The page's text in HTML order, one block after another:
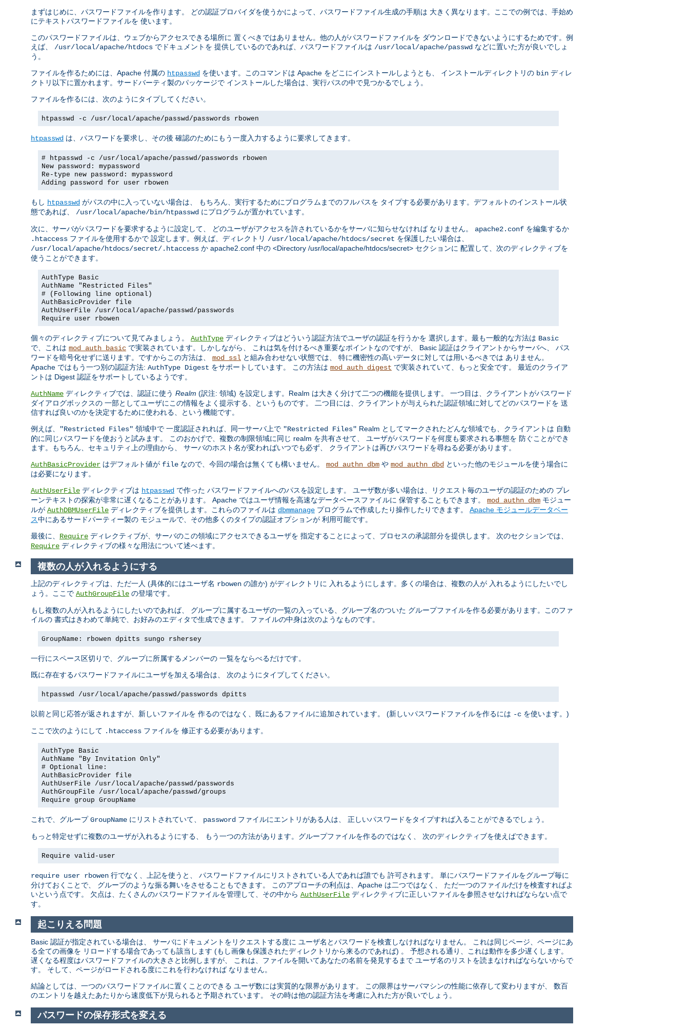
まずはじめに、パスワードファイルを作ります。 どの認証プロバイダを使うかによって、パスワードファイル生成の手順は 大きく異なります。ここでの例では、手始め
にテキストパスワードファイルを 使います。
このパスワードファイルは、ウェブからアクセスできる場所に 置くべきではありません。他の人がパスワードファイルを ダウンロードできないようにするためです。例
えば、 /usr/local/apache/htdocs でドキュメントを 提供しているのであれば、パスワードファイルは /usr/local/apache/passwd などに置いた方が良いでしょ
う。
ファイルを作るためには、Apache 付属の htpasswd を使います。このコマンドは Apache をどこにインストールしようとも、 インストールディレクトリの bin ディレ
クトリ以下に置かれます。サードバーティ製のパッケージで インストールした場合は、実行パスの中で見つかるでしょう。
ファイルを作るには、次のようにタイプしてください。
htpasswd -c /usr/local/apache/passwd/passwords rbowen
htpasswd は、パスワードを要求し、その後 確認のためにもう一度入力するように要求してきます。
# htpasswd -c /usr/local/apache/passwd/passwords rbowen
New password: mypassword
Re-type new password: mypassword
Adding password for user rbowen
もし htpasswd がパスの中に入っていない場合は、 もちろん、実行するためにプログラムまでのフルパスを タイプする必要があります。デフォルトのインストール状
態であれば、 /usr/local/apache/bin/htpasswd にプログラムが置かれています。
次に、サーバがパスワードを要求するように設定して、 どのユーザがアクセスを許されているかをサーバに知らせなければ なりません。 apache2.conf を編集するか
.htaccess ファイルを使用するかで 設定します。例えば、ディレクトリ /usr/local/apache/htdocs/secret を保護したい場合は、
/usr/local/apache/htdocs/secret/.htaccess か apache2.conf 中の <Directory /usr/local/apache/htdocs/secret> セクションに 配置して、次のディレクティブを
使うことができます。
AuthType Basic
AuthName "Restricted Files"
# (Following line optional)
AuthBasicProvider file
AuthUserFile /usr/local/apache/passwd/passwords
Require user rbowen
個々のディレクティブについて見てみましょう。 AuthType ディレクティブはどういう認証方法でユーザの認証を行うかを 選択します。最も一般的な方法は Basic
で、これは mod_auth_basic で実装されています。しかしながら、 これは気を付けるべき重要なポイントなのですが、 Basic 認証はクライアントからサーバへ、 パス
ワードを暗号化せずに送ります。ですからこの方法は、 mod_ssl と組み合わせない状態では、 特に機密性の高いデータに対しては用いるべきでは ありません。
Apache ではもう一つ別の認証方法: AuthType Digest をサポートしています。 この方法は mod_auth_digest で実装されていて、もっと安全です。 最近のクライア
ントは Digest 認証をサポートしているようです。
AuthName ディレクティブでは、認証に使う Realm (訳注: 領域) を設定します。Realm は大きく分けて二つの機能を提供します。 一つ目は、クライアントがパスワード
ダイアログボックスの 一部としてユーザにこの情報をよく提示する、というものです。 二つ目には、クライアントが与えられた認証領域に対してどのパスワードを 送
信すれば良いのかを決定するために使われる、という機能です。
例えば、
"Restricted Files" 領域中で 一度認証されれば、同一サーバ上で "Restricted Files" Realm としてマークされたどんな領域でも、クライアントは 自動
的に同じパスワードを使おうと試みます。 このおかげで、複数の制限領域に同じ realm を共有させて、 ユーザがパスワードを何度も要求される事態を 防ぐことができ
ます。もちろん、セキュリティ上の理由から、 サーバのホスト名が変わればいつでも必ず、 クライアントは再びパスワードを尋ねる必要があります。
AuthBasicProvider はデフォルト値が file なので、今回の場合は無くても構いません。 mod_authn_dbm や mod_authn_dbd といった他のモジュールを使う場合に
は必要になります。
AuthUserFile ディレクティブは htpasswd で作った パスワードファイルへのパスを設定します。 ユーザ数が多い場合は、リクエスト毎のユーザの認証のための プレ
ーンテキストの探索が非常に遅くなることがあります。 Apache ではユーザ情報を高速なデータベースファイルに 保管することもできます。 mod_authn_dbm モジュー
ルが AuthDBMUserFile ディレクティブを提供します。これらのファイルは dbmmanage プログラムで作成したり操作したりできます。 Apache モジュールデータベー
ス中にあるサードパーティー製の モジュールで、その他多くのタイプの認証オプションが 利用可能です。
最後に、 Require ディレクティブが、サーバのこの領域にアクセスできるユーザを 指定することによって、プロセスの承認部分を提供します。 次のセクションでは、
Require ディレクティブの様々な用法について述べます。
複数の人が入れるようにする
上記のディレクティブは、ただ一人 (具体的にはユーザ名 rbowen の誰か) がディレクトリに 入れるようにします。多くの場合は、複数の人が 入れるようにしたいでし
ょう。ここで AuthGroupFile の登場です。
もし複数の人が入れるようにしたいのであれば、 グループに属するユーザの一覧の入っている、グループ名のついた グループファイルを作る必要があります。このファ
イルの 書式はきわめて単純で、お好みのエディタで生成できます。 ファイルの中身は次のようなものです。
GroupName: rbowen dpitts sungo rshersey
一行にスペース区切りで、グループに所属するメンバーの 一覧をならべるだけです。
既に存在するパスワードファイルにユーザを加える場合は、 次のようにタイプしてください。
htpasswd /usr/local/apache/passwd/passwords dpitts
以前と同じ応答が返されますが、新しいファイルを 作るのではなく、既にあるファイルに追加されています。 (新しいパスワードファイルを作るには -c を使います。)
ここで次のようにして .htaccess ファイルを 修正する必要があります。
AuthType Basic
AuthName "By Invitation Only"
# Optional line:
AuthBasicProvider file
AuthUserFile /usr/local/apache/passwd/passwords
AuthGroupFile /usr/local/apache/passwd/groups
Require group GroupName
これで、グループGroupName にリストされていて、 password ファイルにエントリがある人は、 正しいパスワードをタイプすれば入ることができるでしょう。
もっと特定せずに複数のユーザが入れるようにする、 もう一つの方法があります。グループファイルを作るのではなく、 次のディレクティブを使えばできます。
Require valid-user
require user rbowen 行でなく、上記を使うと、 パスワードファイルにリストされている人であれば誰でも 許可されます。 単にパスワードファイルをグループ毎に
分けておくことで、 グループのような振る舞いをさせることもできます。 このアプローチの利点は、Apache は二つではなく、 ただ一つのファイルだけを検査すればよ
いという点です。 欠点は、たくさんのパスワードファイルを管理して、その中から AuthUserFile ディレクティブに正しいファイルを参照させなければならない点で
す。
起こりえる問題
Basic 認証が指定されている場合は、 サーバにドキュメントをリクエストする度に ユーザ名とパスワードを検査しなければなりません。 これは同じページ、ページにあ
る全ての画像を リロードする場合であっても該当します (もし画像も保護されたディレクトリから来るのであれば) 。 予想される通り、これは動作を多少遅くします。
遅くなる程度はパスワードファイルの大きさと比例しますが、 これは、ファイルを開いてあなたの名前を発見するまで ユーザ名のリストを読まなければならないからで
す。 そして、ページがロードされる度にこれを行わなければ なりません。
結論としては、一つのパスワードファイルに置くことのできる ユーザ数には実質的な限界があります。 この限界はサーバマシンの性能に依存して変わりますが、 数百
のエントリを越えたあたりから速度低下が見られると予期されています。 その時は他の認証方法を考慮に入れた方が良いでしょう。
パスワードの保存形式を変える